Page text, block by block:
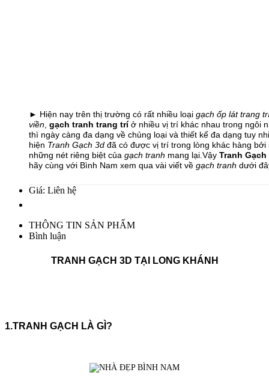
► Hiện nay trên thị trường có rất nhiều loại gạch ốp lát trang
viền gạch tranh trang tríở nhiều vị trí khác nhau trong ngôi
thì ngày càng đa dạng về chủng loại và thiết kế đa dạng tuy
hiện Tranh Gạch 3d đã có được vị trí trong lòng khác hàng bởi
những nét riêng biệt của gạch tranh mang lại.Vậy Tranh
hãy cùng với Bình Nam xem qua vài viết về gạch tranh dưới
Giá: Liên hệ
THÔNG TIN SẢN PHẨM
Bình luận
TRANH GẠCH 3D TẠI LONG KHÁNH
1.TRANH GẠCH LÀ GÌ?